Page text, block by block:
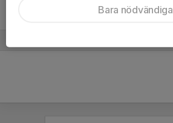
Årsta rugbycenterBara nödvändiga